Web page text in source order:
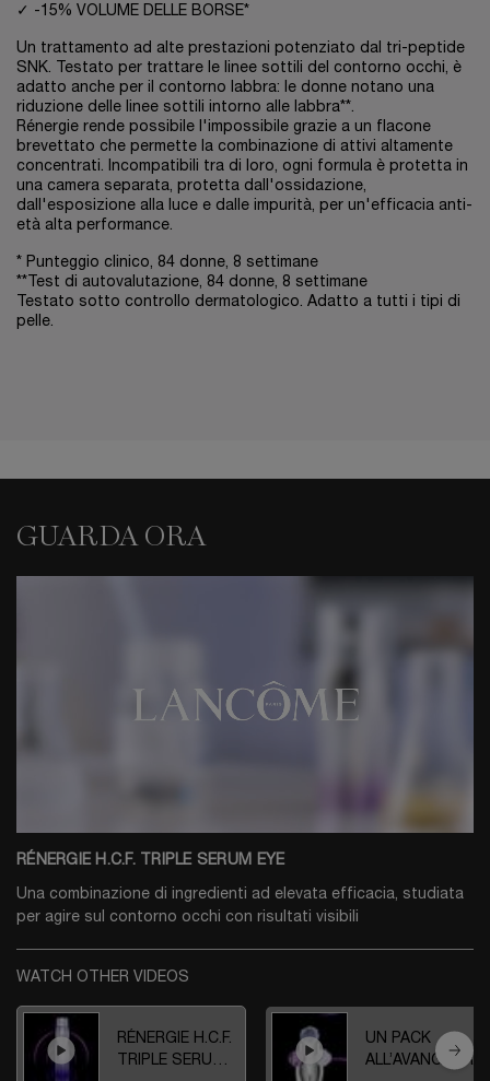
✓ -15% VOLUME DELLE BORSE*
Un trattamento ad alte prestazioni potenziato dal tri-peptide
SNK. Testato per trattare le linee sottili del contorno occhi, è
adatto anche per il contorno labbra: le donne notano una
riduzione delle linee sottili intorno alle labbra**.
Rénergie rende possibile l'impossibile grazie a un flacone
brevettato che permette la combinazione di attivi altamente
concentrati. Incompatibili tra di loro, ogni formula è protetta in
una camera separata, protetta dall'ossidazione,
dall'esposizione alla luce e dalle impurità, per un'efficacia anti-
età alta performance.
* Punteggio clinico, 84 donne, 8 settimane
**Test di autovalutazione, 84 donne, 8 settimane
Testato sotto controllo dermatologico. Adatto a tutti i tipi di
pelle.
GUARDA ORA
RÉNERGIE H.C.F. TRIPLE SERUM EYE
Una combinazione di ingredienti ad elevata efficacia, studiata
per agire sul contorno occhi con risultati visibili
WATCH OTHER VIDEOS
RÉNERGIE H.C.F.
TRIPLE SERUM
UN PACK